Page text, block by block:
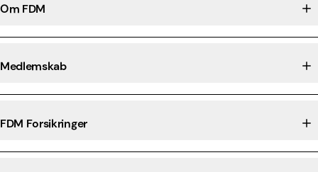
Om FDM
Medlemskab
FDM Forsikringer